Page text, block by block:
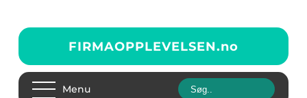
FIRMAOPPLEVELSEN.no
Menu